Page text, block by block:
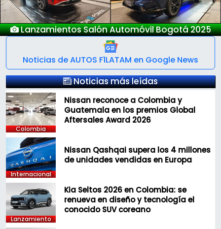
Salón Automóvil Bogotá 2025
Noticias de AUTOS F1LATAM en Google News
Noticias más leídas
Colombia
Nissan reconoce a Colombia y
Guatemala en los premios Global
Aftersales Award 2026
Internacional
Nissan Qashqai supera los 4 millones
de unidades vendidas en Europa
Lanzamiento
Kia Seltos 2026 en Colombia: se
renueva en diseño y tecnología el
conocido SUV coreano